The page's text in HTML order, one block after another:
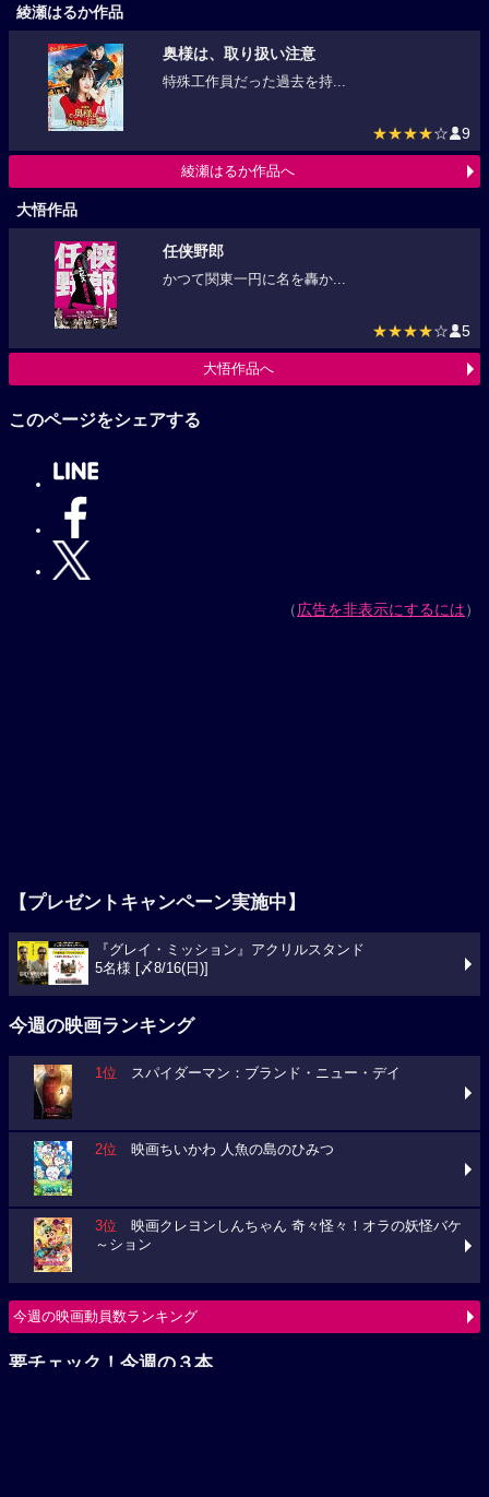
綾瀬はるか作品
奥様は、取り扱い注意
特殊工作員だった過去を持...
★★★★ ☆ 9
綾瀬はるか作品へ
大悟作品
任侠野郎
かつて関東一円に名を轟か...
★★★★ ☆ 5
大悟作品へ
このページをシェアする
5名様 [〆8/16(日)]
今週の映画ランキング
2位 映画ちいかわ 人魚の島のひみつ
3位 映画クレヨンしんちゃん 奇々怪々！オラの妖怪バケ
今週の映画動員数ランキング
要チェック！今週の３本